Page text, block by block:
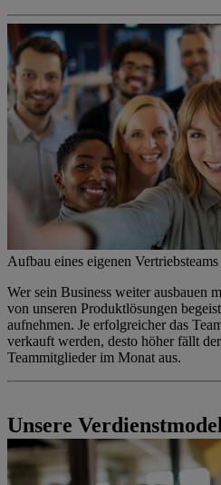
Aufbau eines eigenen Vertriebsteams
Wer sein Business weiter ausbauen
von unseren Produktlösungen
aufnehmen. Je erfolgreicher das
verkauft werden, desto höher fällt
Teammitglieder im Monat aus.
Unsere